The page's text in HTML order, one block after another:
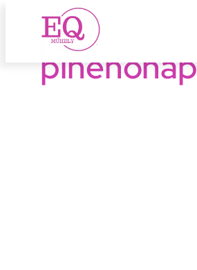
Ugráspihenőnap